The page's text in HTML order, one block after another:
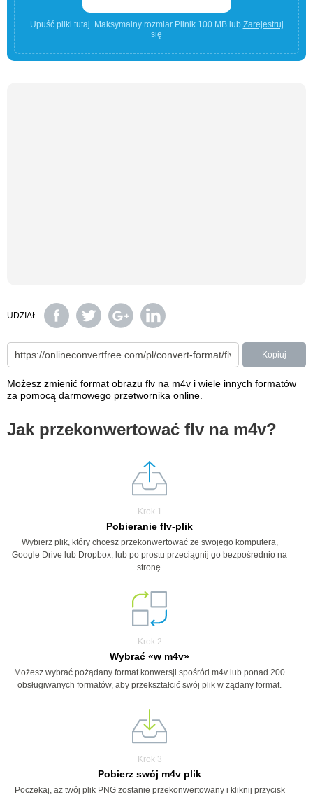
Upuść pliki tutaj. Maksymalny rozmiar Pilnik 100 MB lub Zarejestruj
się
UDZIAŁ
Kopiuj
Możesz zmienić format obrazu flv na m4v i wiele innych formatów
za pomocą darmowego przetwornika online.
Jak przekonwertować flv na m4v?
Krok 1
Pobieranie flv-plik
Wybierz plik, który chcesz przekonwertować ze swojego komputera,
Google Drive lub Dropbox, lub po prostu przeciągnij go bezpośrednio na
stronę.
Krok 2
Wybrać «w m4v»
Możesz wybrać pożądany format konwersji spośród m4v lub ponad 200
obsługiwanych formatów, aby przekształcić swój plik w żądany format.
Krok 3
Pobierz swój m4v plik
Poczekaj, aż twój plik PNG zostanie przekonwertowany i kliknij przycisk